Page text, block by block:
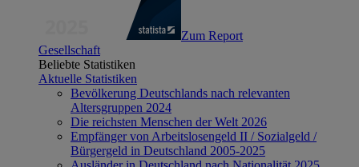
Zum Report
Gesellschaft
Beliebte Statistiken
Aktuelle Statistiken
Bevölkerung Deutschlands nach relevanten
Altersgruppen 2024
Die reichsten Menschen der Welt 2026
Empfänger von Arbeitslosengeld II / Sozialgeld /
Bürgergeld in Deutschland 2005-2025